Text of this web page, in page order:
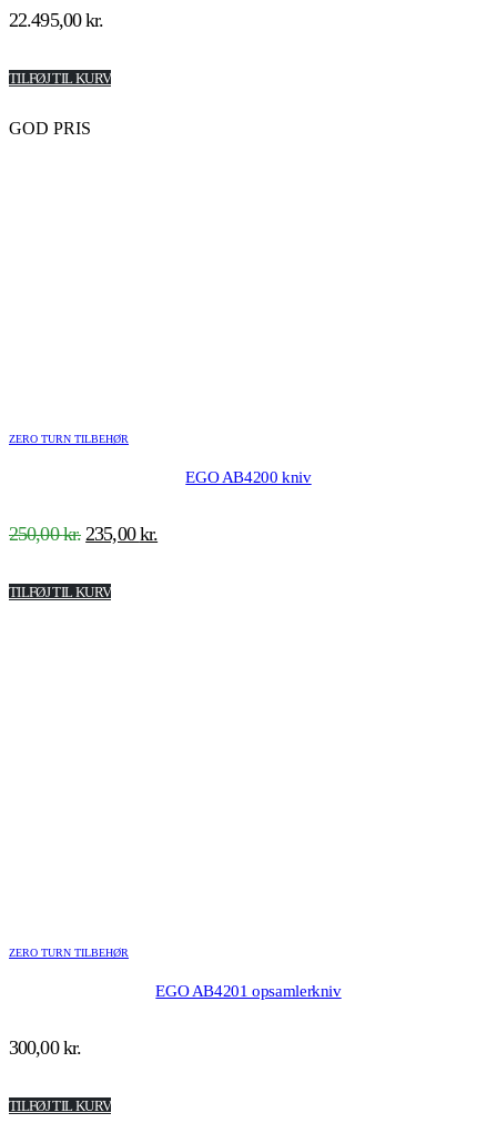
22.495,00kr.
TILFØJ TIL KURV
GOD PRIS
ZERO TURN TILBEHØR
EGO AB4200 kniv
250,00kr. Den
pris
var:
235,00kr.
TILFØJ TIL KURV
ZERO TURN TILBEHØR
EGO AB4201 opsamlerkniv
300,00kr.
TILFØJ TIL KURV